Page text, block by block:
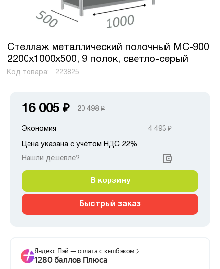
Стеллаж металлический полочный МС-900
2200х1000х500, 9 полок, светло-серый
Код товара: 223825
16 005 ₽ 20 498₽
Экономия 4 493 ₽
Цена указана с учётом НДС 22%
Нашли дешевле?
В корзину
Быстрый заказ